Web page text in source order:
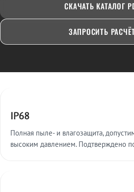
СКАЧАТЬ КАТАЛОГ
ЗАПРОСИТЬ
IP68
Полная пыле- и влагозащита,
высоким давлением. Подтверждено